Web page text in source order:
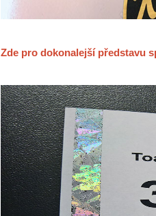
Zde pro dokonalejší představu